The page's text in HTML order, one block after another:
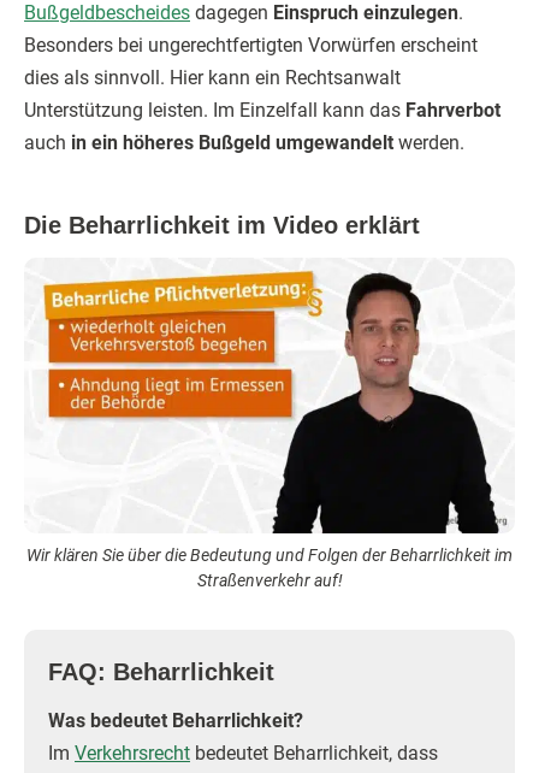
Bußgeldbescheides dagegen Einspruch einzulegen.
Besonders bei ungerechtfertigten Vorwürfen erscheint
dies als sinnvoll. Hier kann ein Rechtsanwalt
Unterstützung leisten. Im Einzelfall kann das Fahrverbot
auch in ein höheres Bußgeld umgewandelt werden.
Die Beharrlichkeit im Video erklärt
Wir klären Sie über die Bedeutung und Folgen der Beharrlichkeit im
Straßenverkehr auf!
FAQ: Beharrlichkeit
Was bedeutet Beharrlichkeit?
Im Verkehrsrecht bedeutet Beharrlichkeit, dass